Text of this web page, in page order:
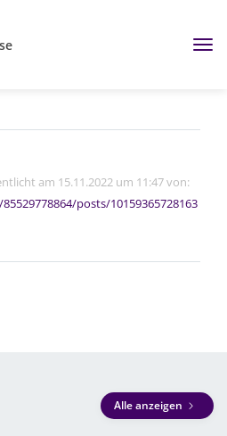
am 15.11.2022 um 11:47 von:
posts/10159365728163
Alle anzeigen